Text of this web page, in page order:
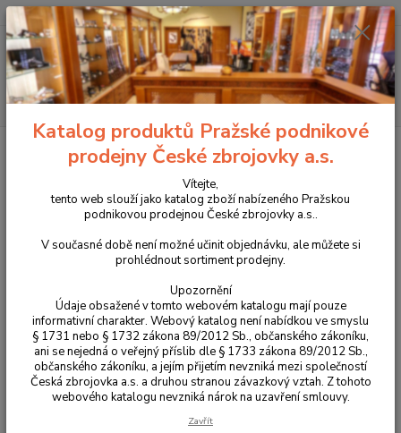
Menu
Hledat
+420 225 375 800
Propagační předměty a oděvy CZUB Oděvy CZUB
Triko CZUB LEV 2024
Katalog produktů Pražské podnikové
prodejny České zbrojovky a.s.
Vítejte,
tento web slouží jako katalog zboží nabízeného Pražskou
podnikovou prodejnou České zbrojovky a.s..
V současné době není možné učinit objednávku, ale můžete si
prohlédnout sortiment prodejny.
Upozornění
Údaje obsažené v tomto webovém katalogu mají pouze
informativní charakter. Webový katalog není nabídkou ve smyslu
§ 1731 nebo § 1732 zákona 89/2012 Sb., občanského zákoníku,
ani se nejedná o veřejný příslib dle § 1733 zákona 89/2012 Sb.,
občanského zákoníku, a jejím přijetím nevzniká mezi společností
Česká zbrojovka a.s. a druhou stranou závazkový vztah. Z tohoto
webového katalogu nevzniká nárok na uzavření smlouvy.
Zavřít